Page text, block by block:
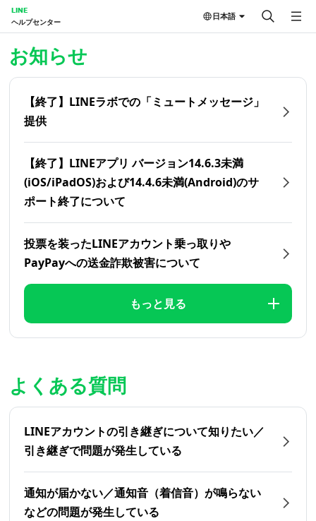
LINE
ヘルプセンター
日本語
お知らせ
【終了】LINEラボでの「ミュートメッセージ」
提供
【終了】LINEアプリ バージョン14.6.3未満
(iOS/iPadOS)および14.4.6未満(Android)のサ
ポート終了について
投票を装ったLINEアカウント乗っ取りや
PayPayへの送金詐欺被害について
もっと見る
よくある質問
LINEアカウントの引き継ぎについて知りたい／
引き継ぎで問題が発生している
通知が届かない／通知音（着信音）が鳴らない
などの問題が発生している